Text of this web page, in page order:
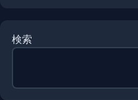
検索